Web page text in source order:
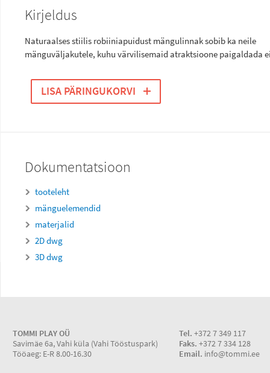
Kirjeldus
Naturaalses stiilis robiiniapuidust mängulinnak sobib ka neile
mänguväljakutele, kuhu värvilisemaid atraktsioone paigaldada
LISA PÄRINGUKORVI
Dokumentatsioon
tooteleht
mänguelemendid
materjalid
2D dwg
3D dwg
TOMMI PLAY OÜ
Savimäe 6a, Vahi küla (Vahi Tööstuspark)
Tööaeg: E-R 8.00-16.30
Tel. +372 7 349 117
Faks. +372 7 334 128
Email. info@tommi.ee